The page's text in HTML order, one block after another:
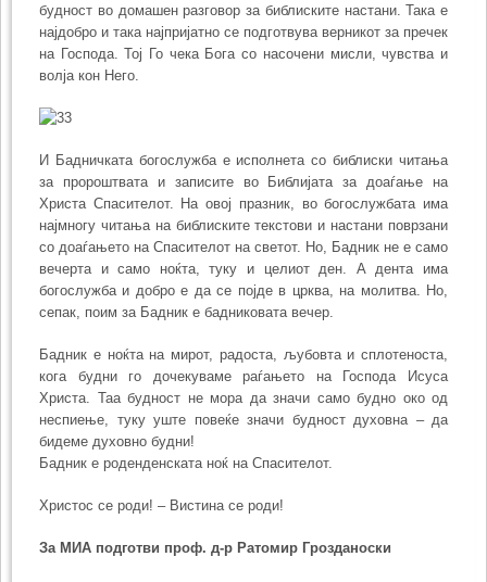
будност во домашен разговор за библиските настани. Така е
најдобро и така најпријатно се подготвува верникот за пречек
на Господа. Тој Го чека Бога со насочени мисли, чувства и
волја кон Него.
И Бадничката богослужба е исполнета со библиски читања
за пророштвата и записите во Библијата за доаѓање на
Христа Спасителот. На овој празник, во богослужбата има
најмногу читања на библиските текстови и настани поврзани
со доаѓањето на Спасителот на светот. Но, Бадник не е само
вечерта и само ноќта, туку и целиот ден. А дента има
богослужба и добро е да се појде в црква, на молитва. Но,
сепак, поим за Бадник е бадниковата вечер.
Бадник е ноќта на мирот, радоста, љубовта и сплотеноста,
кога будни го дочекуваме раѓањето на Господа Исуса
Христа. Таа будност не мора да значи само будно око од
неспиење, туку уште повеќе значи будност духовна – да
бидеме духовно будни!
Бадник е роденденската ноќ на Спасителот.
Христос се роди! – Вистина се роди!
За МИА подготви проф. д-р Ратомир Грозданоски